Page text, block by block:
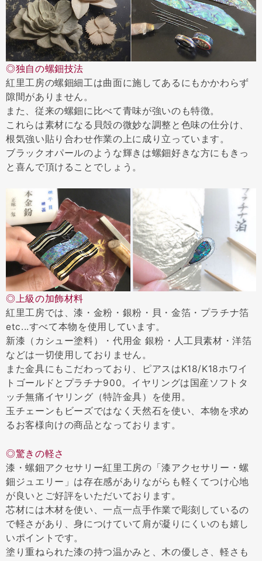
◎独自の螺鈿技法
紅里工房の螺鈿細工は曲面に施してあるにもかかわらず
隙間がありません。
また、従来の螺鈿に比べて青味が強いのも特徴。
これらは素材になる貝殻の微妙な調整と色味の仕分け、
根気強い貼り合わせ作業の上に成り立っています。
ブラックオパールのような輝きは螺鈿好きな方にもきっ
と喜んで頂けることでしょう。
◎上級の加飾材料
紅里工房では、漆・金粉・銀粉・貝・金箔・プラチナ箔
etc...すべて本物を使用しています。
新漆（カシュー塗料）・代用金 銀粉・人工貝素材・洋箔
などは一切使用しておりません。
また金具にもこだわっており、ピアスはK18/K18ホワイ
トゴールドとプラチナ900。イヤリングは国産ソフトタ
ッチ無痛イヤリング（特許金具）を使用。
玉チェーンもビーズではなく天然石を使い、本物を求め
るお客様向けの商品となっております。
◎驚きの軽さ
漆・螺鈿アクセサリー紅里工房の「漆アクセサリー・螺
鈿ジュエリー」は存在感がありながらも軽くてつけ心地
が良いとご好評をいただいております。
芯材には木材を使い、一点一点手作業で彫刻しているの
で軽さがあり、身につけていて肩が凝りにくいのも嬉し
いポイントです。
塗り重ねられた漆の持つ温かみと、木の優しさ、軽さも